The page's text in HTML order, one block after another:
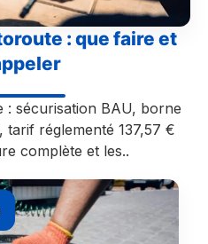
: que faire et
sécurisation BAU, borne
tarif réglementé 137,57 €
complète et les..